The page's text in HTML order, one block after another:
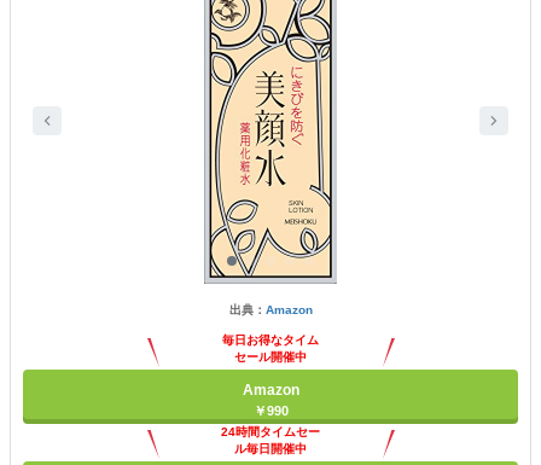
出典： Amazon
毎日お得なタイム
セール開催中
Amazon
￥990
24時間タイムセー
ル毎日開催中